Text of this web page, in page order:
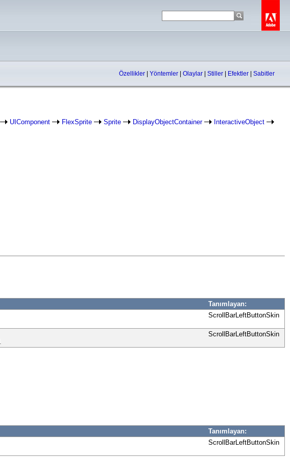
Özellikler Yöntemler Olaylar Stiller Efektler Sabitler
UIComponent FlexSprite Sprite DisplayObjectContainer
InteractiveObject
Tanımlayan:
ScrollBarLeftButtonSkin
ScrollBarLeftButtonSkin
Tanımlayan:
ScrollBarLeftButtonSkin